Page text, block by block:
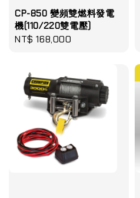
CP-850 變頻雙燃料發電
機(110/220雙電壓)
Regular
NT$ 168,000